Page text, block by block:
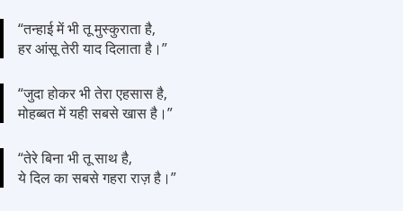
“तन्हाई में भी तू मुस्कुराता है,
हर आंसू तेरी याद दिलाता है।”
“जुदा होकर भी तेरा एहसास है,
मोहब्बत में यही सबसे खास है।”
“तेरे बिना भी तू साथ है,
ये दिल का सबसे गहरा राज़ है।”